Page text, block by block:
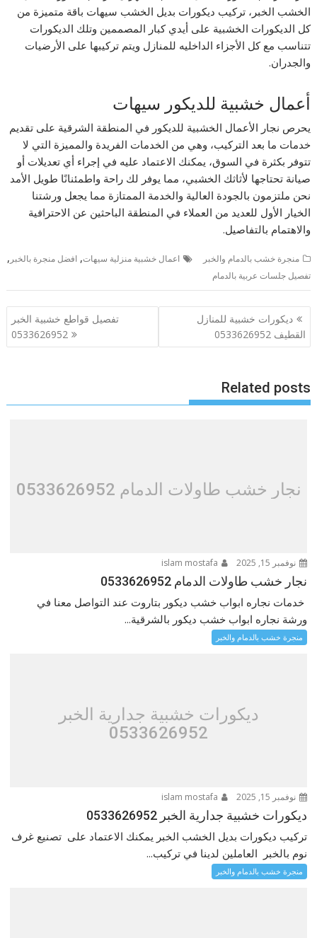
الخشب الخبر، تركيب ديكورات بديل الخشب سيهات باقة متميزة من
كل الديكورات الخشبية على أيدي كبار المصممين وتلك الديكورات
تتناسب مع كل الأجزاء الداخليه للمنازل ويتم تركيبها على الأرضيات
والجدران.
أعمال خشبية للديكور سيهات
يحرص نجار الأعمال الخشبية للديكور في المنطقة الشرقية على تقديم
خدمات ما بعد التركيب، وهي من الخدمات الفريدة والمميزة التي لا
تتوفر بكثرة في السوق، يمكنك الاعتماد عليه في إجراء أي تعديلات أو
صيانة تحتاجها لأثاثك الخشبي، مما يوفر لك راحة واطمئنانًا طويل الأمد
نحن ملتزمون بالجودة العالية والخدمة الممتازة مما يجعل ورشتنا
الخيار الأول للعديد من العملاء في المنطقة الباحثين عن الاحترافية
والاهتمام بالتفاصيل.
منجرة خشب بالدمام والخبر اعمال خشبية منزلية سيهات,افضل منجرة بالخبر ,
تفصيل جلسات عربية بالدمام
تصفّح
المقالات
ديكورات خشبية للمنازل
القطيف 0533626952
تفصيل قواطع خشبية الخبر
0533626952
Related posts
نجار خشب طاولات الدمام 0533626952
نوفمبر 15, 2025
نجار خشب طاولات الدمام 0533626952
خدمات نجاره ابواب خشب ديكور بتاروت عند التواصل معنا في
ورشة نجاره ابواب خشب ديكور بالشرقية...
منجرة خشب بالدمام والخبر
ديكورات خشبية جدارية الخبر
0533626952
نوفمبر 15, 2025
ديكورات خشبية جدارية الخبر 0533626952
تركيب ديكورات بديل الخشب الخبر يمكنك الاعتماد على تصنيع غرف
نوم بالخبر العاملين لدينا في تركيب...
منجرة خشب بالدمام والخبر